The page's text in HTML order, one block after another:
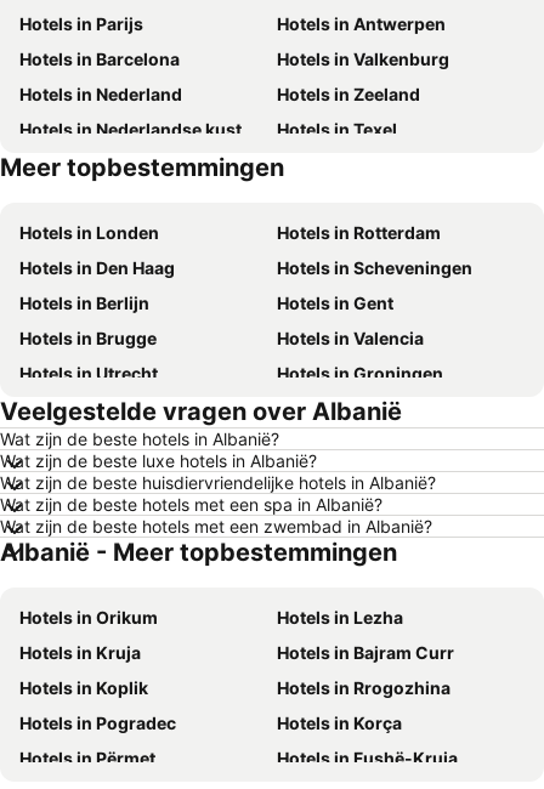
Hotels in Parijs
Hotels in Antwerpen
Hotels in Barcelona
Hotels in Valkenburg
Hotels in Nederland
Hotels in Zeeland
Hotels in Nederlandse kust
Hotels in Texel
Hotels in Duitsland
Hotels in Ibiza
Meer topbestemmingen
Hotels in Londen
Hotels in Rotterdam
Hotels in Den Haag
Hotels in Scheveningen
Hotels in Berlijn
Hotels in Gent
Hotels in Brugge
Hotels in Valencia
Hotels in Utrecht
Hotels in Groningen
Hotels in Kopenhagen
Hotels in Keulen
Hotels in Luxemburg Stad
Hotels in Dusseldorf
Hotels in Eindhoven
Hotels in Noordwijk
Hotels in Haarlem
Hotels in Hamburg
Hotels in Cochem
Hotels in Mallorca
Hotels in Noord-Holland
Hotels in Ameland
Hotels in Limburg
Hotels in Friesland
Hotels in Luxemburg
Hotels in Frankrijk
Hotels in België
Hotels in Oostenrijk
Hotels in Gardameer
Hotels in Curacao
Veelgestelde vragen over Albanië
Wat zijn de beste hotels in Albanië?
Wat zijn de beste luxe hotels in Albanië?
Wat zijn de beste huisdiervriendelijke hotels in Albanië?
Wat zijn de beste hotels met een spa in Albanië?
Wat zijn de beste hotels met een zwembad in Albanië?
Albanië - Meer topbestemmingen
Hotels in Orikum
Hotels in Lezha
Hotels in Kruja
Hotels in Bajram Curr
Hotels in Koplik
Hotels in Rrogozhina
Hotels in Pogradec
Hotels in Korça
Hotels in Përmet
Hotels in Fushë-Kruja